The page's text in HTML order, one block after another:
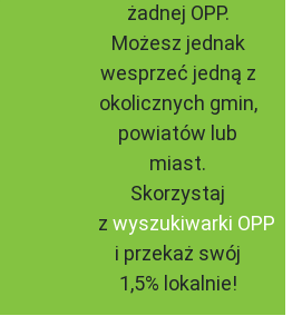
żadnej OPP.
Możesz jednak
wesprzeć jedną z
okolicznych gmin,
powiatów lub
miast.
Skorzystaj
z wyszukiwarki OPP
i przekaż swój
1,5% lokalnie!